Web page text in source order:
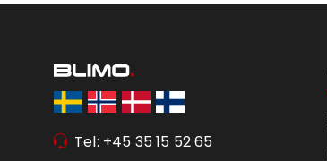
Tel: +45 35 15 52 65